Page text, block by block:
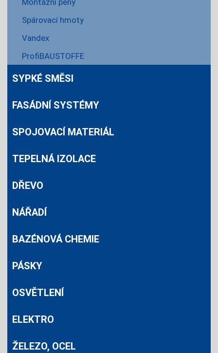
Montážní pěny
Spárovací hmoty
Vandex
ProfiBAUSTOFFE
SYPKÉ SMĚSI
FASÁDNÍ SYSTÉMY
SPOJOVACÍ MATERIÁL
TEPELNÁ IZOLACE
DŘEVO
NÁŘADÍ
BAZÉNOVÁ CHEMIE
PÁSKY
OSVĚTLENÍ
ELEKTRO
ŽELEZO, OCEL